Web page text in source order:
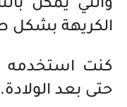
والتي يمكن
الكريهة بشكل
كنت استخدمه
حتى بعد الولادة.